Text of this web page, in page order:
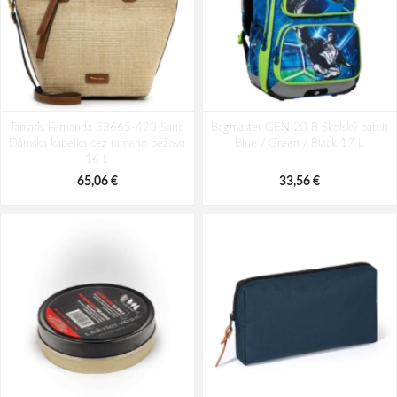
Tamaris Fernanda 33665-420 Sand
Dámska kabelka cez rameno béžová
16 L
65,06 €
Bagmaster GEN 20 B Školský batoh
Blue / Green / Black 17 L
33,56 €